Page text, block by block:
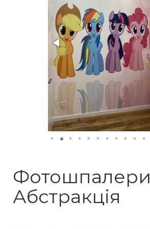
Фотошпалери
Абстракція